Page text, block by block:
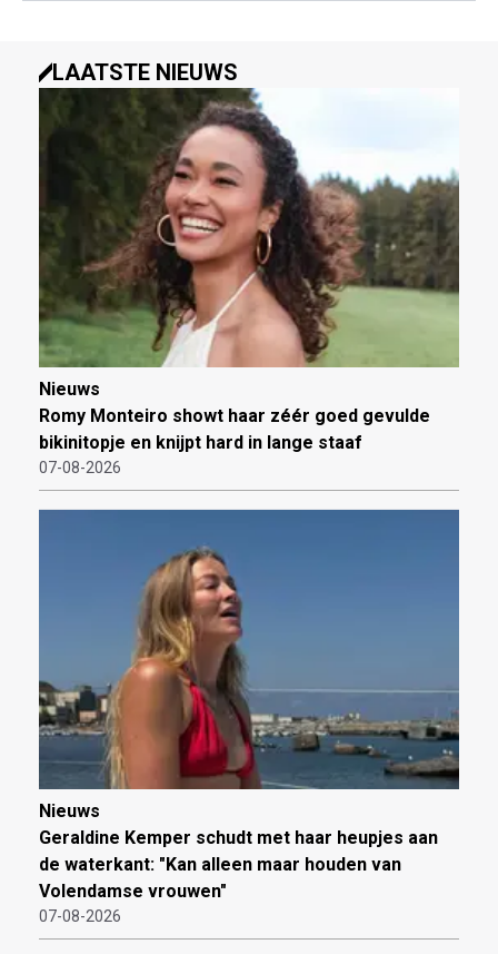
LAATSTE NIEUWS
Nieuws
Romy Monteiro showt haar zéér goed gevulde
bikinitopje en knijpt hard in lange staaf
07-08-2026
Nieuws
Geraldine Kemper schudt met haar heupjes aan
de waterkant: "Kan alleen maar houden van
Volendamse vrouwen"
07-08-2026